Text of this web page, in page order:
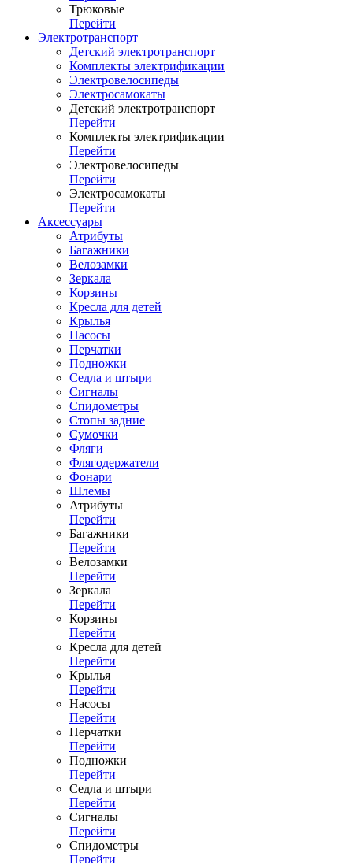
Трюковые
Перейти
Электротранспорт
Детский электротранспорт
Комплекты электрификации
Электровелосипеды
Электросамокаты
Детский электротранспорт
Перейти
Комплекты электрификации
Перейти
Электровелосипеды
Перейти
Электросамокаты
Перейти
Аксессуары
Атрибуты
Багажники
Велозамки
Зеркала
Корзины
Кресла для детей
Крылья
Насосы
Перчатки
Подножки
Седла и штыри
Сигналы
Спидометры
Стопы задние
Сумочки
Фляги
Флягодержатели
Фонари
Шлемы
Атрибуты
Перейти
Багажники
Перейти
Велозамки
Перейти
Зеркала
Перейти
Корзины
Перейти
Кресла для детей
Перейти
Крылья
Перейти
Насосы
Перейти
Перчатки
Перейти
Подножки
Перейти
Седла и штыри
Перейти
Сигналы
Перейти
Спидометры
Перейти